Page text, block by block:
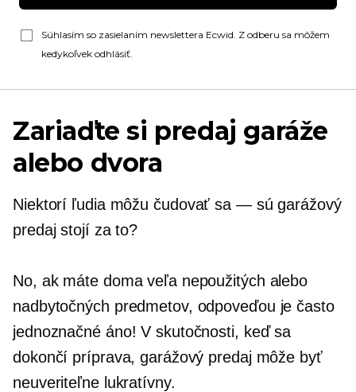
Súhlasím so zasielaním newslettera Ecwid. Z odberu sa môžem
kedykoľvek odhlásiť.
Zariaďte si predaj garáže
alebo dvora
Niektorí ľudia môžu čudovať sa — sú garážový
predaj stojí za to?
No, ak máte doma veľa nepoužitých alebo
nadbytočných predmetov, odpoveďou je často
jednoznačné áno! V skutočnosti, keď sa
dokončí príprava, garážový predaj môže byť
neuveriteľne lukratívny.